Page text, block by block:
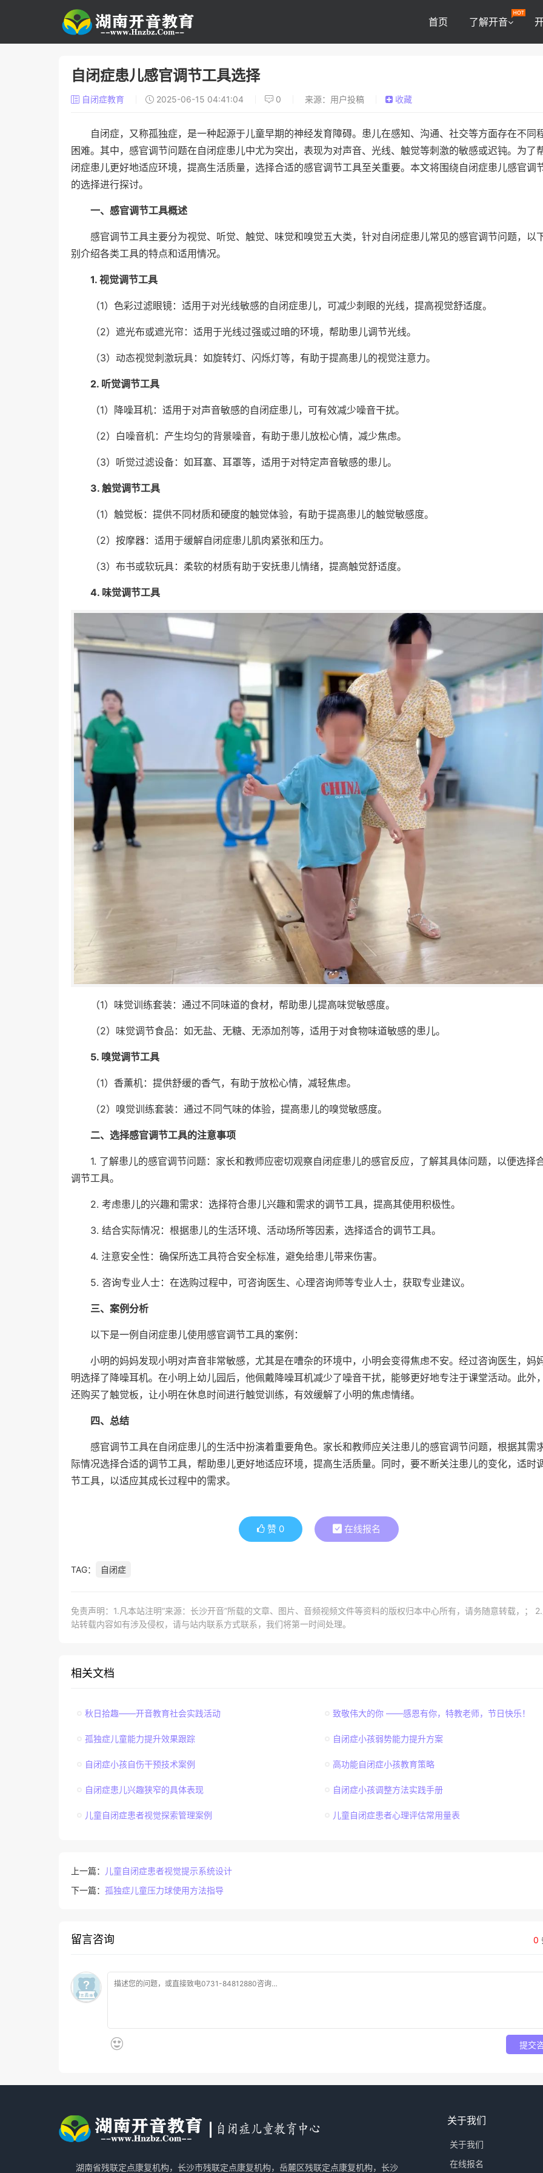
首页 了解开音
自闭症患儿感官调节工具选择
自闭症教育 2025-06-15 04:41:04 0 来源：用户投稿 收藏
自闭症，又称孤独症，是一种起源于儿童早期的神经发育障碍。患儿在感知、沟通、社交等方面存在不同
困难。其中，感官调节问题在自闭症患儿中尤为突出，表现为对声音、光线、触觉等刺激的敏感或迟钝。为了
闭症患儿更好地适应环境，提高生活质量，选择合适的感官调节工具至关重要。本文将围绕自闭症患儿感官调
的选择进行探讨。
一、感官调节工具概述
感官调节工具主要分为视觉、听觉、触觉、味觉和嗅觉五大类，针对自闭症患儿常见的感官调节问题，以
别介绍各类工具的特点和适用情况。
1. 视觉调节工具
（1）色彩过滤眼镜：适用于对光线敏感的自闭症患儿，可减少刺眼的光线，提高视觉舒适度。
（2）遮光布或遮光帘：适用于光线过强或过暗的环境，帮助患儿调节光线。
（3）动态视觉刺激玩具：如旋转灯、闪烁灯等，有助于提高患儿的视觉注意力。
2. 听觉调节工具
（1）降噪耳机：适用于对声音敏感的自闭症患儿，可有效减少噪音干扰。
（2）白噪音机：产生均匀的背景噪音，有助于患儿放松心情，减少焦虑。
（3）听觉过滤设备：如耳塞、耳罩等，适用于对特定声音敏感的患儿。
3. 触觉调节工具
（1）触觉板：提供不同材质和硬度的触觉体验，有助于提高患儿的触觉敏感度。
（2）按摩器：适用于缓解自闭症患儿肌肉紧张和压力。
（3）布书或软玩具：柔软的材质有助于安抚患儿情绪，提高触觉舒适度。
4. 味觉调节工具
（1）味觉训练套装：通过不同味道的食材，帮助患儿提高味觉敏感度。
（2）味觉调节食品：如无盐、无糖、无添加剂等，适用于对食物味道敏感的患儿。
5. 嗅觉调节工具
（1）香薰机：提供舒缓的香气，有助于放松心情，减轻焦虑。
（2）嗅觉训练套装：通过不同气味的体验，提高患儿的嗅觉敏感度。
二、选择感官调节工具的注意事项
1. 了解患儿的感官调节问题：家长和教师应密切观察自闭症患儿的感官反应，了解其具体问题，以便选择
调节工具。
2. 考虑患儿的兴趣和需求：选择符合患儿兴趣和需求的调节工具，提高其使用积极性。
3. 结合实际情况：根据患儿的生活环境、活动场所等因素，选择适合的调节工具。
4. 注意安全性：确保所选工具符合安全标准，避免给患儿带来伤害。
5. 咨询专业人士：在选购过程中，可咨询医生、心理咨询师等专业人士，获取专业建议。
三、案例分析
以下是一例自闭症患儿使用感官调节工具的案例：
小明的妈妈发现小明对声音非常敏感，尤其是在嘈杂的环境中，小明会变得焦虑不安。经过咨询医生，妈
明选择了降噪耳机。在小明上幼儿园后，他佩戴降噪耳机减少了噪音干扰，能够更好地专注于课堂活动。此外
还购买了触觉板，让小明在休息时间进行触觉训练，有效缓解了小明的焦虑情绪。
四、总结
感官调节工具在自闭症患儿的生活中扮演着重要角色。家长和教师应关注患儿的感官调节问题，根据其需
际情况选择合适的调节工具，帮助患儿更好地适应环境，提高生活质量。同时，要不断关注患儿的变化，适时
节工具，以适应其成长过程中的需求。
赞 0 在线报名
TAG： 自闭症
免责声明：1.凡本站注明“来源：长沙开音”所载的文章、图片、音频视频文件等资料的版权归本中心所有，请务随意转载，；
站转载内容如有涉及侵权，请与站内联系方式联系，我们将第一时间处理。
相关文档
秋日拾趣——开音教育社会实践活动 致敬伟大的你 ——感恩有你，特教老师，节日快乐！
孤独症儿童能力提升效果跟踪 自闭症小孩弱势能力提升方案
自闭症小孩自伤干预技术案例 高功能自闭症小孩教育策略
自闭症患儿兴趣狭窄的具体表现 自闭症小孩调整方法实践手册
儿童自闭症患者视觉探索管理案例 儿童自闭症患者心理评估常用量表
上一篇：
儿童自闭症患者视觉提示系统设计
下一篇： 孤独症儿童压力球使用方法指导
0
留言咨询
提交
湖南省残联定点康复机构，长沙市残联定点康复机构，岳麓区残联定点康复机构，长沙
关于我们
关于我们
在线报名